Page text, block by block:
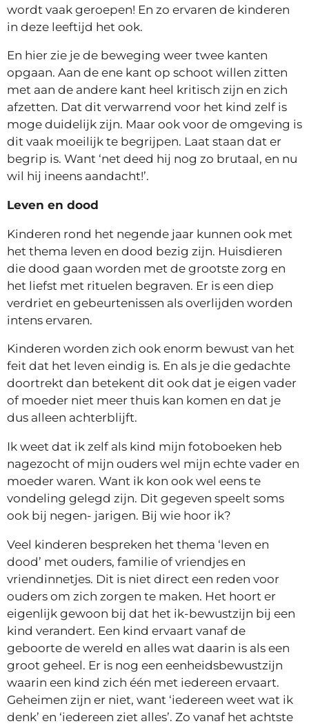
wordt vaak geroepen! En zo ervaren de kinderen
in deze leeftijd het ook.
En hier zie je de beweging weer twee kanten
opgaan. Aan de ene kant op schoot willen zitten
met aan de andere kant heel kritisch zijn en zich
afzetten. Dat dit verwarrend voor het kind zelf is
moge duidelijk zijn. Maar ook voor de omgeving is
dit vaak moeilijk te begrijpen. Laat staan dat er
begrip is. Want ‘net deed hij nog zo brutaal, en nu
wil hij ineens aandacht!’.
Leven en dood
Kinderen rond het negende jaar kunnen ook met
het thema leven en dood bezig zijn. Huisdieren
die dood gaan worden met de grootste zorg en
het liefst met rituelen begraven. Er is een diep
verdriet en gebeurtenissen als overlijden worden
intens ervaren.
Kinderen worden zich ook enorm bewust van het
feit dat het leven eindig is. En als je die gedachte
doortrekt dan betekent dit ook dat je eigen vader
of moeder niet meer thuis kan komen en dat je
dus alleen achterblijft.
Ik weet dat ik zelf als kind mijn fotoboeken heb
nagezocht of mijn ouders wel mijn echte vader en
moeder waren. Want ik kon ook wel eens te
vondeling gelegd zijn. Dit gegeven speelt soms
ook bij negen- jarigen. Bij wie hoor ik?
Veel kinderen bespreken het thema ‘leven en
dood’ met ouders, familie of vriendjes en
vriendinnetjes. Dit is niet direct een reden voor
ouders om zich zorgen te maken. Het hoort er
eigenlijk gewoon bij dat het ik-bewustzijn bij een
kind verandert. Een kind ervaart vanaf de
geboorte de wereld en alles wat daarin is als een
groot geheel. Er is nog een eenheidsbewustzijn
waarin een kind zich één met iedereen ervaart.
Geheimen zijn er niet, want ‘iedereen weet wat ik
denk’ en ‘iedereen ziet alles’. Zo vanaf het achtste